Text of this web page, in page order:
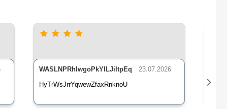
23.07.2026
WASLNPRhIwgoPkYILJiItpEq
HyTrWsJrrYqwewZfaxRnknoU